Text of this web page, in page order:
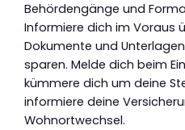
Behördengänge und
Informiere dich im Voraus
Dokumente und
sparen. Melde dich beim
kümmere dich um deine
informiere deine
Wohnortwechsel.